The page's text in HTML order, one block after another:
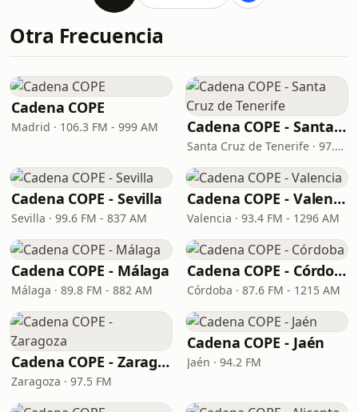
Otra Frecuencia
Cadena COPE
Madrid · 106.3 FM - 999 AM Cadena COPE - Santa Cruz de Tenerife
Santa Cruz de Tenerife · 97.1 FM - 882 AM
Cadena COPE - Sevilla
Sevilla · 99.6 FM - 837 AM
Cadena COPE - Valencia
Valencia · 93.4 FM - 1296 AM
Cadena COPE - Málaga
Málaga · 89.8 FM - 882 AM
Cadena COPE - Córdoba
Córdoba · 87.6 FM - 1215 AM
Cadena COPE - Zaragoza
Zaragoza · 97.5 FM
Cadena COPE - Jaén
Jaén · 94.2 FM